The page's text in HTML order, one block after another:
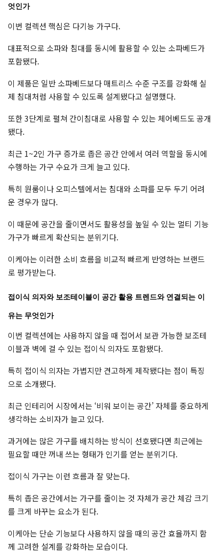
엇인가
이번 컬렉션 핵심은 다기능 가구다.
대표적으로 소파와 침대를 동시에 활용할 수 있는 소파베드가
포함됐다.
이 제품은 일반 소파베드보다 매트리스 수준 구조를 강화해 실
제 침대처럼 사용할 수 있도록 설계됐다고 설명했다.
또한 3단계로 펼쳐 간이침대로 사용할 수 있는 체어베드도 공개
됐다.
최근 1~2인 가구 증가로 좁은 공간 안에서 여러 역할을 동시에
수행하는 가구 수요가 크게 늘고 있다.
특히 원룸이나 오피스텔에서는 침대와 소파를 모두 두기 어려
운 경우가 많다.
이 때문에 공간을 줄이면서도 활용성을 높일 수 있는 멀티 기능
가구가 빠르게 확산되는 분위기다.
이케아는 이러한 소비 흐름을 비교적 빠르게 반영하는 브랜드
로 평가받는다.
접이식 의자와 보조테이블이 공간 활용 트렌드와 연결되는 이
유는 무엇인가
이번 컬렉션에는 사용하지 않을 때 접어서 보관 가능한 보조테
이블과 벽에 걸 수 있는 접이식 의자도 포함됐다.
특히 접이식 의자는 가볍지만 견고하게 제작됐다는 점이 특징
으로 소개됐다.
최근 인테리어 시장에서는 ‘비워 보이는 공간’ 자체를 중요하게
생각하는 소비자가 늘고 있다.
과거에는 많은 가구를 배치하는 방식이 선호됐다면 최근에는
필요할 때만 꺼내 쓰는 형태가 인기를 얻는 분위기다.
접이식 가구는 이런 흐름과 잘 맞는다.
특히 좁은 공간에서는 가구를 줄이는 것 자체가 공간 체감 크기
를 크게 바꾸는 요소가 된다.
이케아는 단순 기능보다 사용하지 않을 때의 공간 효율까지 함
께 고려한 설계를 강화하는 모습이다.